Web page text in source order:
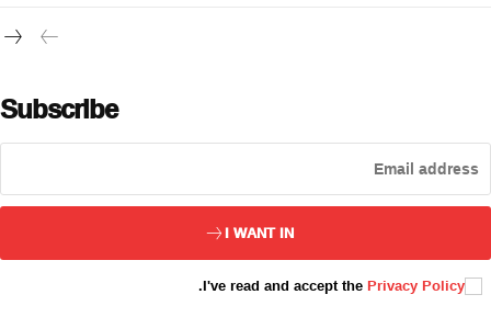
ئەزا بولاي
Subscribe
I WANT IN
I've read and accept the Privacy Policy
.